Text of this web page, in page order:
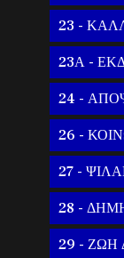
23 -
23Α -
24 -
26 -
27 -
28 -
29 - ΖΩΗ